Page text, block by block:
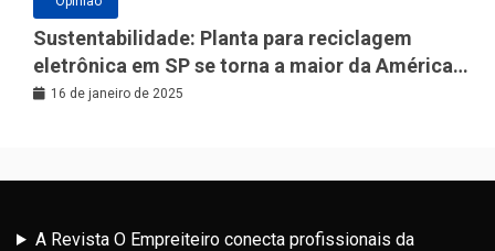
Sustentabilidade: Planta para reciclagem
eletrônica em SP se torna a maior da América
Latina
16 de janeiro de 2025
A Revista O Empreiteiro conecta profissionais da